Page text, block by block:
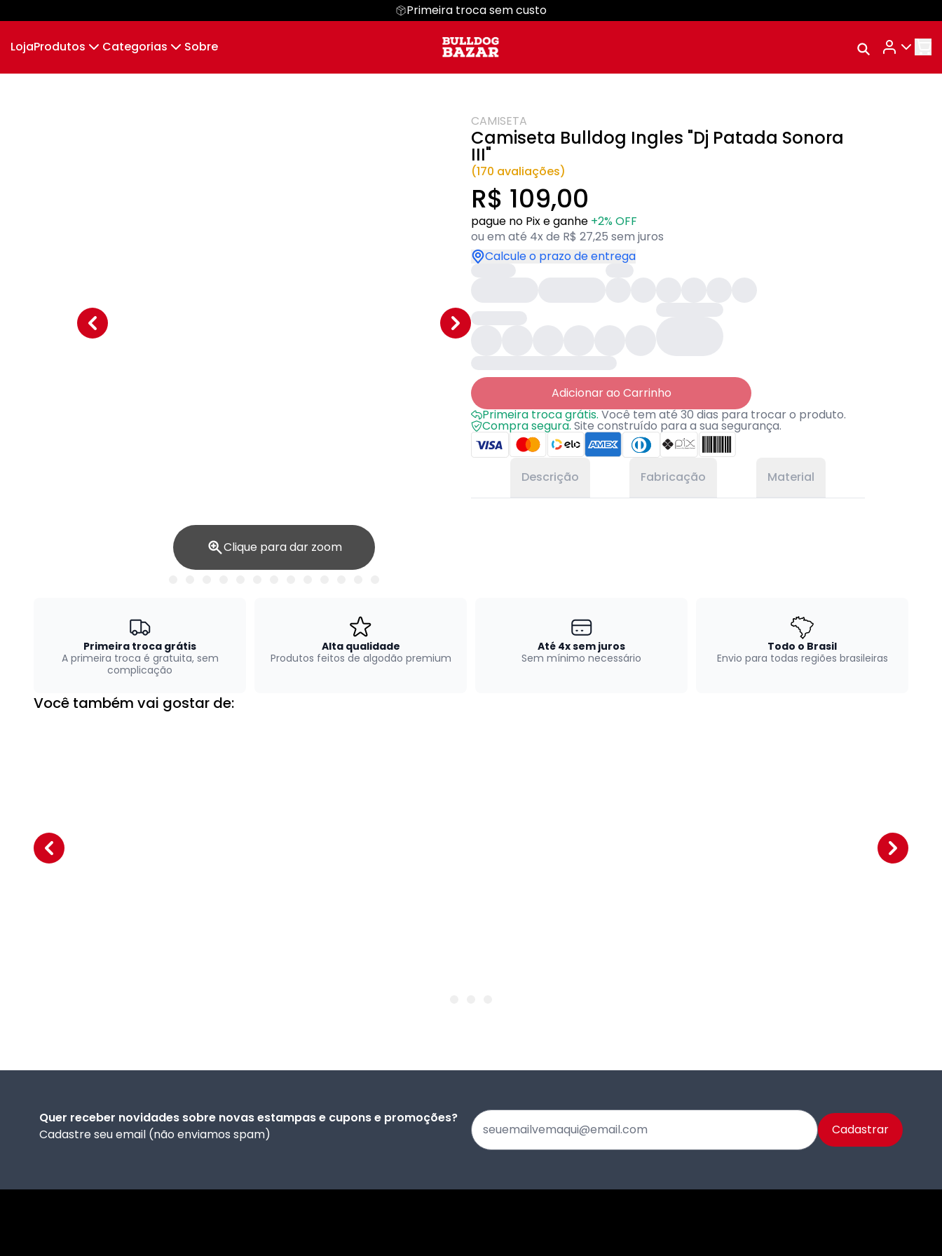
Primeira troca sem custo
LojaProdutos
Camiseta
Camiseta Infantil Regata
Cropped
Categorias
Bulldog Frances
Bulldog Ingles Dia das Mães Dia dos Pais
Sobre
Rastrear Meu
Clique para dar zoom
CAMISETA
Camiseta Bulldog Ingles "Dj Patada Sonora
III"
(170 avaliações)
R$ 109,00
pague no Pix e ganhe +2% OFF
ou em até 4x de R$ 27,25 sem juros
Calcule o prazo de entrega
Adicionar ao Carrinho
Primeira troca grátis.Você tem até 30 dias para trocar o produto.
Compra segura.Site construído para a sua segurança.
Descrição Fabricação Material
Primeira troca grátis
A primeira troca é gratuita, sem
complicação
Alta qualidade
Produtos feitos de algodão premium
Até 4x sem juros
Sem mínimo necessário
Todo o Brasil
Envio para todas regiões brasileiras
Você também vai gostar de:
Quer receber novidades sobre novas estampas e cupons e promoções?
Cadastre seu email (não enviamos spam)